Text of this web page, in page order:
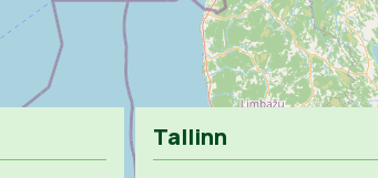
Tallinn